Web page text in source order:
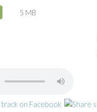
5 MB